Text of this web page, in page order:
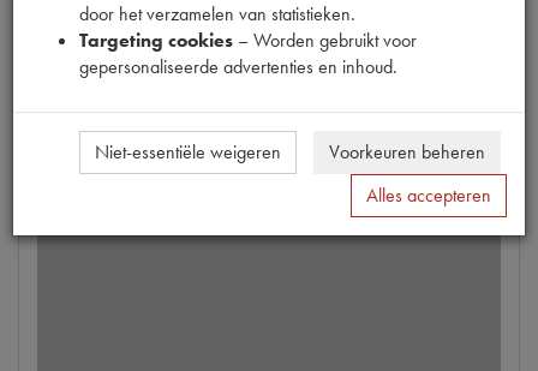
Info
door het verzamelen van statistieken.
Targeting cookies – Worden gebruikt voor
gepersonaliseerde advertenties en inhoud.
Niet-essentiële weigeren
Voorkeuren beheren
Alles accepteren